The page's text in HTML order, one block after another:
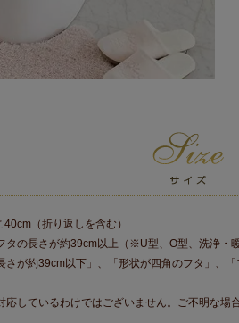
（折り返しを含む）
タの長さが約39cm以上（※U型、O型、洗浄・
が約39cm以下」、「形状が四角のフタ」、
しているわけではございません。ご不明な場